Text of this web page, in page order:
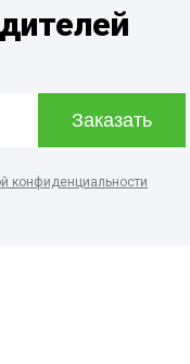
конфиденциальности